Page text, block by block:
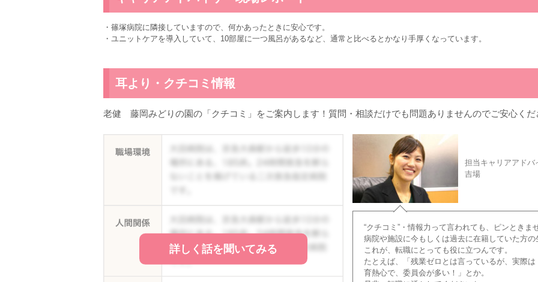
・篠塚病院に隣接していますので、何かあったときに安心です。
・ユニットケアを導入していて、10部屋に一つ風呂があるなど、通常と比べるとかなり手厚くなっています。
耳より・クチコミ情報
老健 藤岡みどりの園の「クチコミ」をご案内します！質問・相談だけでも問題ありませんのでご安心くだ
詳しく話を聞いてみる
担当キャリアアドバ
吉場
“クチコミ”・情報力って言われても、ピンときま
病院や施設に今もしくは過去に在籍していた方の
これが、転職にとっても役に立つんです。
たとえば、「残業ゼロとは言っているが、実際
育熱心で、委員会が多い！」とか。